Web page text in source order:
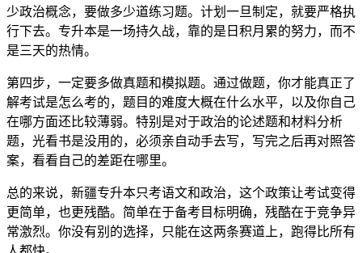
少政治概念，要做多少道练习题。计划一旦制定，就要严格执
行下去。专升本是一场持久战，靠的是日积月累的努力，而不
是三天的热情。
第四步，一定要多做真题和模拟题。通过做题，你才能真正了
解考试是怎么考的，题目的难度大概在什么水平，以及你自己
在哪方面还比较薄弱。特别是对于政治的论述题和材料分析
题，光看书是没用的，必须亲自动手去写，写完之后再对照答
案，看看自己的差距在哪里。
总的来说，新疆专升本只考语文和政治，这个政策让考试变得
更简单，也更残酷。简单在于备考目标明确，残酷在于竞争异
常激烈。你没有别的选择，只能在这两条赛道上，跑得比所有